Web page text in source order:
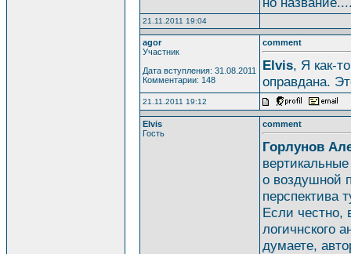
21.11.2011 19:04
agor
Участник
Дата вступления: 31.08.2011
Комментарии: 148
comment
Elvis, Я как-
оправдана.
21.11.2011 19:12
Elvis
Гость
comment
Горлунов
о воздушной
перспектива
Если честно,
логичнского
думаете,